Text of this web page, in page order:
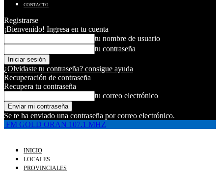
CONTACTO
Registrarse
¡Bienvenido! Ingresa en tu cuenta
tu nombre de usuario
tu contraseña
¿Olvidaste tu contraseña? consigue ayuda
Recuperación de contraseña
Recupera tu contraseña
tu correo electrónico
Se te ha enviado una contraseña por correo electrónico.
FM GOLD ORAN 107.1 MHZ
INICIO
LOCALES
PROVINCIALES